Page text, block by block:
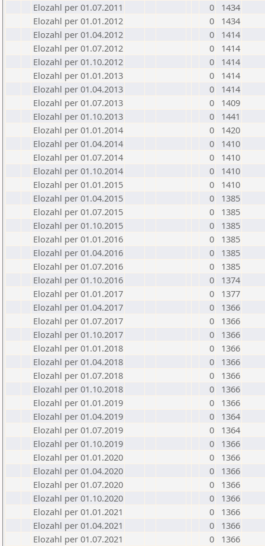
Elozahl per 01.07.2011
0
1434
Elozahl per 01.01.2012
0
1434
Elozahl per 01.04.2012
0
1414
Elozahl per 01.07.2012
0
1414
Elozahl per 01.10.2012
0
1414
Elozahl per 01.01.2013
0
1414
Elozahl per 01.04.2013
0
1414
Elozahl per 01.07.2013
0
1409
Elozahl per 01.10.2013
0
1441
Elozahl per 01.01.2014
0
1420
Elozahl per 01.04.2014
0
1410
Elozahl per 01.07.2014
0
1410
Elozahl per 01.10.2014
0
1410
Elozahl per 01.01.2015
0
1410
Elozahl per 01.04.2015
0
1385
Elozahl per 01.07.2015
0
1385
Elozahl per 01.10.2015
0
1385
Elozahl per 01.01.2016
0
1385
Elozahl per 01.04.2016
0
1385
Elozahl per 01.07.2016
0
1385
Elozahl per 01.10.2016
0
1374
Elozahl per 01.01.2017
0
1377
Elozahl per 01.04.2017
0
1366
Elozahl per 01.07.2017
0
1366
Elozahl per 01.10.2017
0
1366
Elozahl per 01.01.2018
0
1366
Elozahl per 01.04.2018
0
1366
Elozahl per 01.07.2018
0
1366
Elozahl per 01.10.2018
0
1366
Elozahl per 01.01.2019
0
1366
Elozahl per 01.04.2019
0
1364
Elozahl per 01.07.2019
0
1364
Elozahl per 01.10.2019
0
1366
Elozahl per 01.01.2020
0
1366
Elozahl per 01.04.2020
0
1366
Elozahl per 01.07.2020
0
1366
Elozahl per 01.10.2020
0
1366
Elozahl per 01.01.2021
0
1366
Elozahl per 01.04.2021
0
1366
Elozahl per 01.07.2021
0
1366